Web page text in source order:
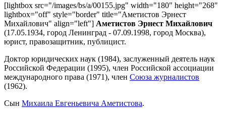
[lightbox src="/images/bs/a/00155.jpg" width="180" height="268"
lightbox="off" style="border" title="Аметистов Эрнест
Михайлович" align="left"] Аметистов Эрнест Михайлович
(17.05.1934, город Ленинград - 07.09.1998, город Москва),
юрист, правозащитник, публицист.
Доктор юридических наук (1984), заслуженный деятель наук
Российской Федерации (1995), член Российской ассоциации
международного права (1971), член Союза журналистов
(1962).
Сын Михаила Евгеньевича Аметистова.